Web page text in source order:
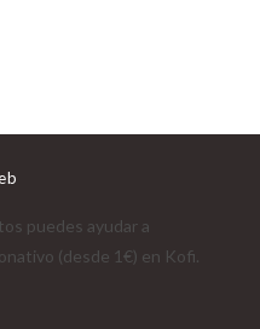
puedes ayudar a
(desde 1€) en Kofi.